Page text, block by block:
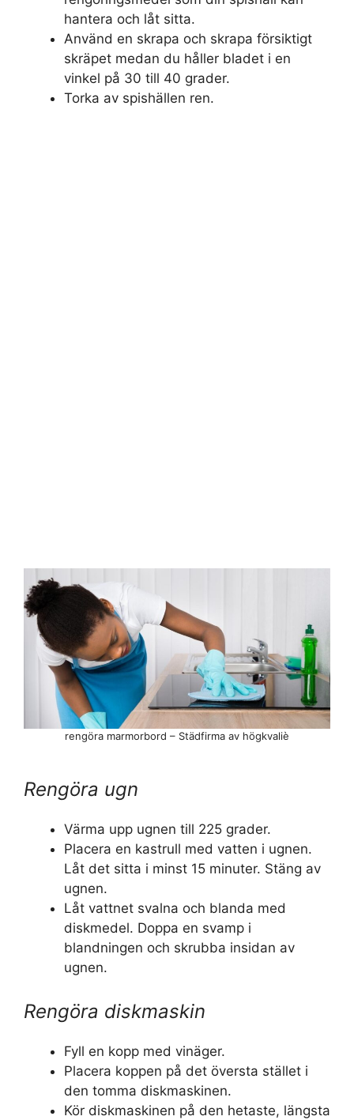
hantera och låt sitta.
Använd en skrapa och skrapa försiktigt
skräpet medan du håller bladet i en
vinkel på 30 till 40 grader.
Torka av spishällen ren.
Rengöra ugn
Värma upp ugnen till 225 grader.
Placera en kastrull med vatten i ugnen.
Låt det sitta i minst 15 minuter. Stäng av
ugnen.
Låt vattnet svalna och blanda med
diskmedel. Doppa en svamp i
blandningen och skrubba insidan av
ugnen.
Rengöra diskmaskin
Fyll en kopp med vinäger.
Placera koppen på det översta stället i
den tomma diskmaskinen.
Kör diskmaskinen på den hetaste, längsta
rengöra marmorbord – Städfirma av högkvaliè